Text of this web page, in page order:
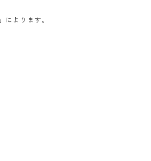
」によります。